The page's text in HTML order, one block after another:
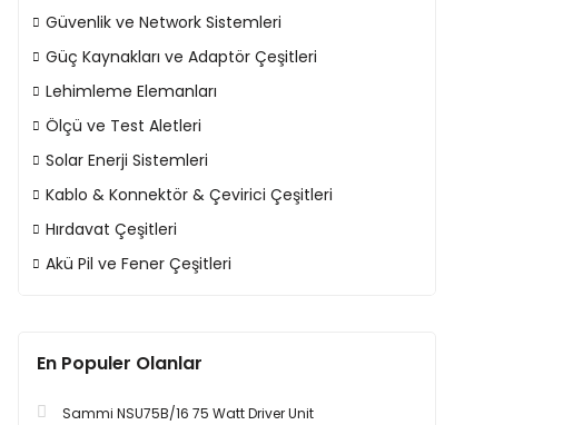
Güvenlik ve Network Sistemleri
Güç Kaynakları ve Adaptör Çeşitleri
Lehimleme Elemanları
Ölçü ve Test Aletleri
Solar Enerji Sistemleri
Kablo & Konnektör & Çevirici Çeşitleri
Hırdavat Çeşitleri
Akü Pil ve Fener Çeşitleri
En Populer Olanlar
Sammi NSU75B/16 75 Watt Driver Unit